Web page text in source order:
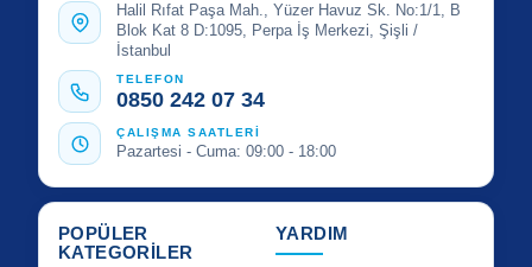
Halil Rıfat Paşa Mah., Yüzer Havuz Sk. No:1/1, B
Blok Kat 8 D:1095, Perpa İş Merkezi, Şişli /
İstanbul
TELEFON
0850 242 07 34
ÇALIŞMA SAATLERİ
Pazartesi - Cuma: 09:00 - 18:00
POPÜLER
KATEGORİLER
YARDIM